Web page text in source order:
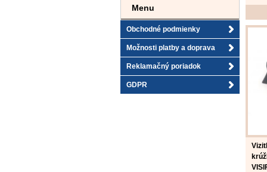
Menu
Obchodné podmienky
Možnosti platby a doprava
Reklamačný poriadok
GDPR